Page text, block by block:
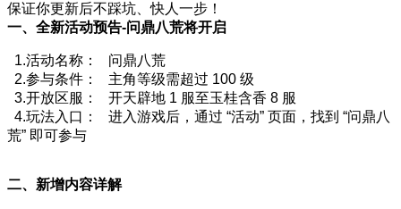
保证你更新后不踩坑、快人一步！
一、全新活动预告-问鼎八荒将开启
1.活动名称： 问鼎八荒
2.参与条件： 主角等级需超过 100 级
3.开放区服： 开天辟地 1 服至玉桂含香 8 服
4.玩法入口： 进入游戏后，通过 “活动” 页面，找到 “问鼎八
荒” 即可参与
二、新增内容详解